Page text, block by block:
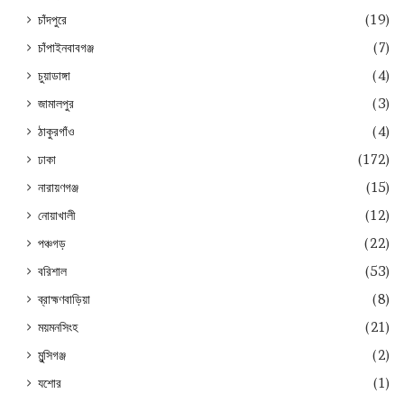
চাঁদপুরে
(19)
চাঁপাইনবাবগঞ্জ
(7)
চুয়াডাঙ্গা
(4)
জামালপুর
(3)
ঠাকুরগাঁও
(4)
ঢাকা
(172)
নারায়ণগঞ্জ
(15)
নোয়াখালী
(12)
পঞ্চগড়
(22)
বরিশাল
(53)
ব্রাহ্মণবাড়িয়া
(8)
ময়মনসিংহ
(21)
মুন্সিগঞ্জ
(2)
যশোর
(1)